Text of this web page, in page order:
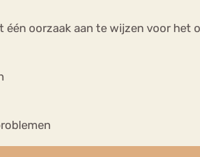
één oorzaak aan te wijzen voor